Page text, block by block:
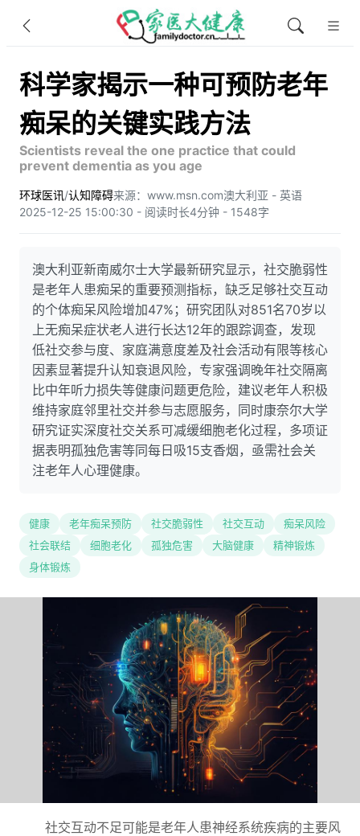
科学家揭示一种可预防老年
痴呆的关键实践方法
Scientists reveal the one practice that could
prevent dementia as you age
环球医讯/认知障碍来源：www.msn.com澳大利亚 - 英语
2025-12-25 15:00:30 - 阅读时长4分钟 - 1548字
澳大利亚新南威尔士大学最新研究显示，社交脆弱性
是老年人患痴呆的重要预测指标，缺乏足够社交互动
的个体痴呆风险增加47%；研究团队对851名70岁以
上无痴呆症状老人进行长达12年的跟踪调查，发现
低社交参与度、家庭满意度差及社会活动有限等核心
因素显著提升认知衰退风险，专家强调晚年社交隔离
比中年听力损失等健康问题更危险，建议老年人积极
维持家庭邻里社交并参与志愿服务，同时康奈尔大学
研究证实深度社交关系可减缓细胞老化过程，多项证
据表明孤独危害等同每日吸15支香烟，亟需社会关
注老年人心理健康。
健康 老年痴呆预防 社交脆弱性 社交互动
痴呆风险
社会联结
细胞老化 孤独危害 大脑健康
精神锻炼
身体锻炼
社交互动不足可能是老年人患神经系统疾病的主要风